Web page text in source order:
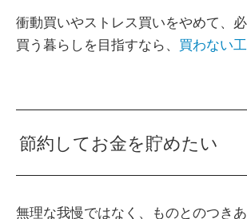
衝動買いやストレス買いをやめて、
買う暮らしを目指すなら、 買わない
節約してお金を貯めたい
無理な我慢ではなく、ものとのつき